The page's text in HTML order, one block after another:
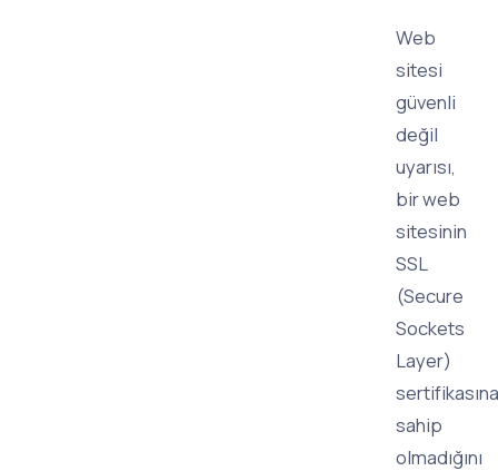
Web
sitesi
güvenli
değil
uyarısı,
bir web
sitesinin
SSL
(Secure
Sockets
Layer)
sertifikasına
sahip
olmadığını